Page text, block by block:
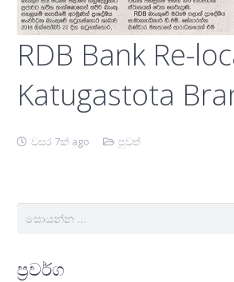
RDB Bank Re-
Katugastota
වසර 7ක් ago පුවත්
සොයන්න:
ප්‍රවර්ග